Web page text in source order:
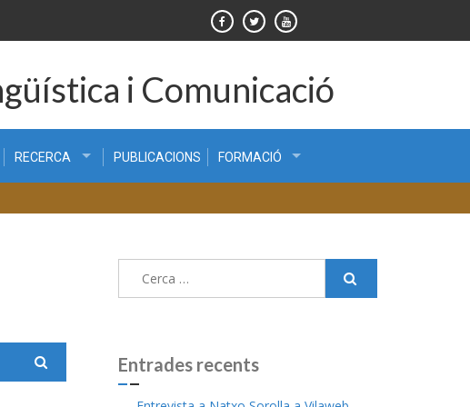
i Comunicació
RECERCA PUBLICACIONS FORMACIÓ
Entrades recents